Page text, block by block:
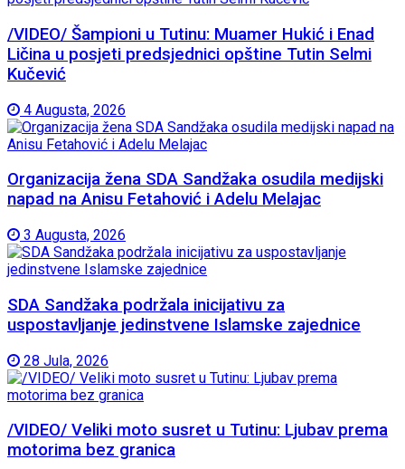
/VIDEO/ Šampioni u Tutinu: Muamer Hukić i Enad
Ličina u posjeti predsjednici opštine Tutin Selmi
Kučević
4 Augusta, 2026
Organizacija žena SDA Sandžaka osudila medijski
napad na Anisu Fetahović i Adelu Melajac
3 Augusta, 2026
SDA Sandžaka podržala inicijativu za
uspostavljanje jedinstvene Islamske zajednice
28 Jula, 2026
/VIDEO/ Veliki moto susret u Tutinu: Ljubav prema
motorima bez granica